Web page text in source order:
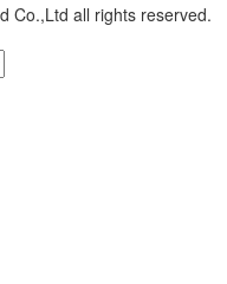
Co.,Ltd all rights reserved.